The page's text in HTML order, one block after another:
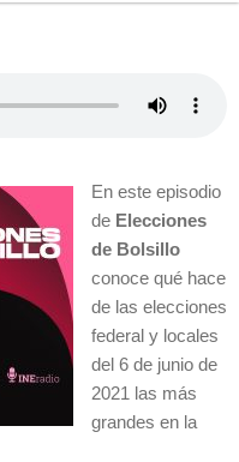
En este episodio
de Elecciones
de Bolsillo
conoce qué hace
de las elecciones
federal y locales
del 6 de junio de
2021 las más
grandes en la